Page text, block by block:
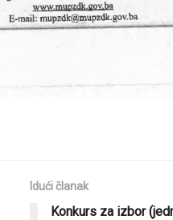
Idući članak
Konkurs za izbor